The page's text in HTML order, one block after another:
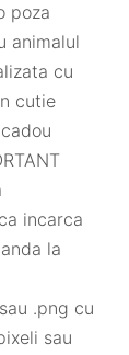
poza
animalul
cu
cutie
incarca
la
.png cu
sau